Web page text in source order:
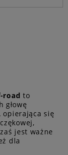
road to
głowę
opierająca się
jest ważne
dla